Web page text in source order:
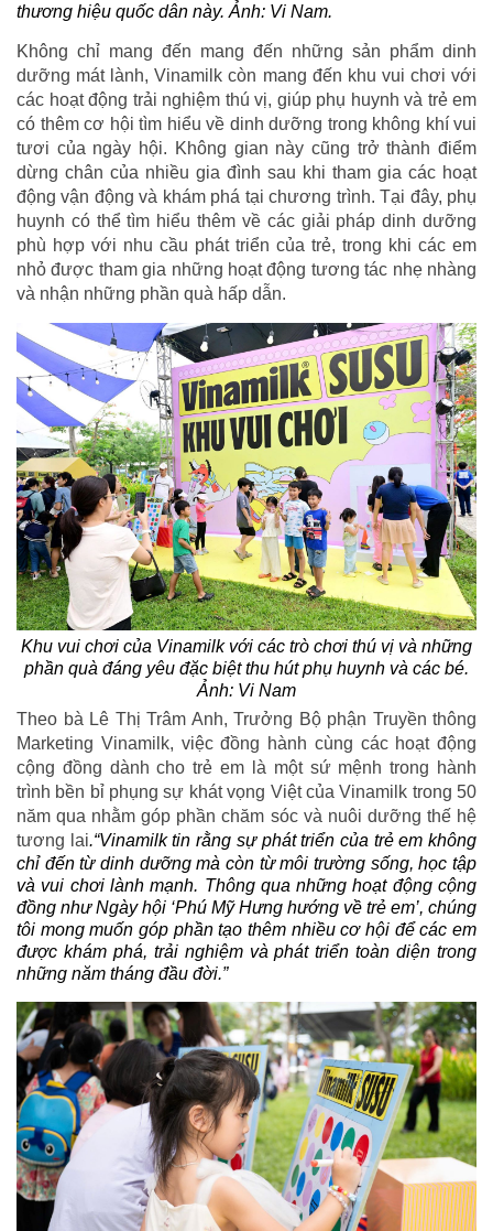
thương hiệu quốc dân này. Ảnh: Vi Nam.
Không chỉ mang đến mang đến những sản phẩm dinh
dưỡng mát lành, Vinamilk còn mang đến khu vui chơi với
các hoạt động trải nghiệm thú vị, giúp phụ huynh và trẻ em
có thêm cơ hội tìm hiểu về dinh dưỡng trong không khí vui
tươi của ngày hội. Không gian này cũng trở thành điểm
dừng chân của nhiều gia đình sau khi tham gia các hoạt
động vận động và khám phá tại chương trình. Tại đây, phụ
huynh có thể tìm hiểu thêm về các giải pháp dinh dưỡng
phù hợp với nhu cầu phát triển của trẻ, trong khi các em
nhỏ được tham gia những hoạt động tương tác nhẹ nhàng
và nhận những phần quà hấp dẫn.
Khu vui chơi của Vinamilk với các trò chơi thú vị và những
phần quà đáng yêu đặc biệt thu hút phụ huynh và các bé.
Ảnh: Vi Nam
Theo bà Lê Thị Trâm Anh, Trưởng Bộ phận Truyền thông
Marketing Vinamilk, việc đồng hành cùng các hoạt động
cộng đồng dành cho trẻ em là một sứ mệnh trong hành
trình bền bỉ phụng sự khát vọng Việt của Vinamilk trong 50
năm qua nhằm góp phần chăm sóc và nuôi dưỡng thế hệ
tương lai.“Vinamilk tin rằng sự phát triển của trẻ em không
chỉ đến từ dinh dưỡng mà còn từ môi trường sống, học tập
và vui chơi lành mạnh. Thông qua những hoạt động cộng
đồng như Ngày hội ‘Phú Mỹ Hưng hướng về trẻ em’, chúng
tôi mong muốn góp phần tạo thêm nhiều cơ hội để các em
được khám phá, trải nghiệm và phát triển toàn diện trong
những năm tháng đầu đời.”